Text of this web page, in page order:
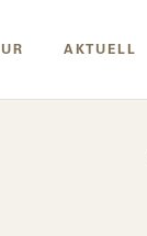
AKTUELL